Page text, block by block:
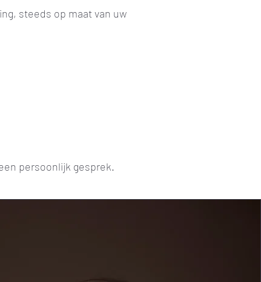
steeds op maat van uw
persoonlijk gesprek.